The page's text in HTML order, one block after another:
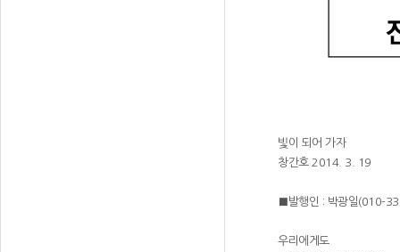
빛이 되어 가자
창간호 2014. 3. 19
■발행인 : 박광일(010-
우리에게도